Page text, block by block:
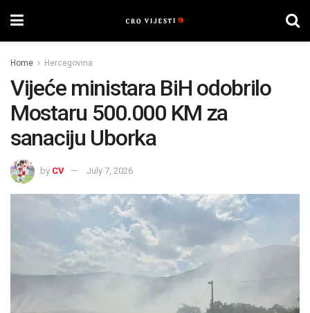
Home Hercegovina
Vijeće ministara BiH odobrilo
Mostaru 500.000 KM za
sanaciju Uborka
by CV July 7, 2026